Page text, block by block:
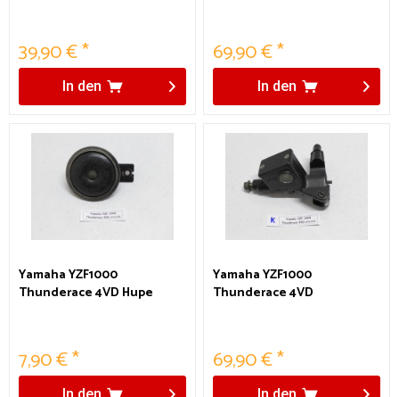
39,90 € *
In den
69,90 € *
In den
Yamaha YZF1000
Thunderace 4VD Hupe
7,90 € *
Yamaha YZF1000
Thunderace 4VD
69,90 € *